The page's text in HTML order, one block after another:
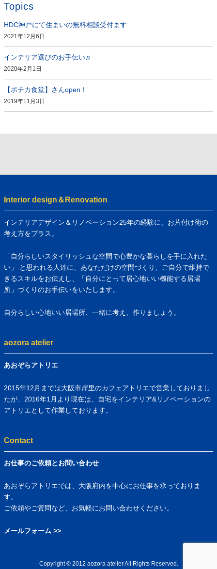
Topics
HDC神戸にて住まいの無料相談受付ます
2021年12月6日
インテリア選びのお手伝い♫
2020年2月1日
【ポチカ食堂】さんopen！
2019年11月3日
Interior design＆Renovation
インテリアデザイン＆リノベーション25年の経験に、お片付け術の
考え方をプラス。
「自分らしいスタイリッシュな空間で心豊かな暮らしを手に入れた
い」 と思われる人達に、あなただけの空間づくり、ご自分で維持で
きるスキルをお伝えし、「自分にとって居心地いい機能する居場
所」づくりのお手伝いをいたします。
自分らしい心地いい居場所、一緒に考え、作りましょう。
aozora atelier
あおぞらアトリエ
2015年12月までは大阪市岸里のカフェアトリエで営業しておりまし
たが、2016年1月より現在は、自宅をインテリア&リノベーションの
アトリエとして作業しております。
Contact
お仕事のご依頼とお問い合わせ
あおぞらアトリエでは、大阪府内を中心にお仕事を承っておりま
す。
ご依頼やご質問など、お気軽にお問い合わせください。
メールフォーム >>
Copyright © 2012 aozora atelier All Rights Reserved.